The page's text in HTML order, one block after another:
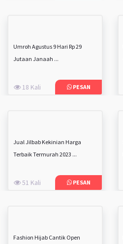
Umroh Agustus 9 Hari Rp 29
Jutaan Janaah ...
18 Kali PESAN
Jual Jilbab Kekinian Harga
Terbaik Termurah 2023 ...
51 Kali PESAN
Fashion Hijab Cantik Open